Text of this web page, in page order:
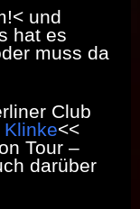
und
hat es
muss da
Club
<<
Tour –
darüber